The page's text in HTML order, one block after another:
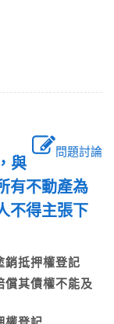
問題討論
與
有不動產為
不得主張下
銷抵押權登記
償其債權不能及